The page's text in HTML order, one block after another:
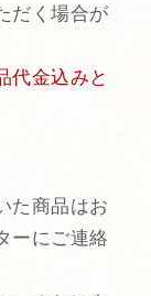
だく場合が
代金込みと
た商品はお
ーにご連絡